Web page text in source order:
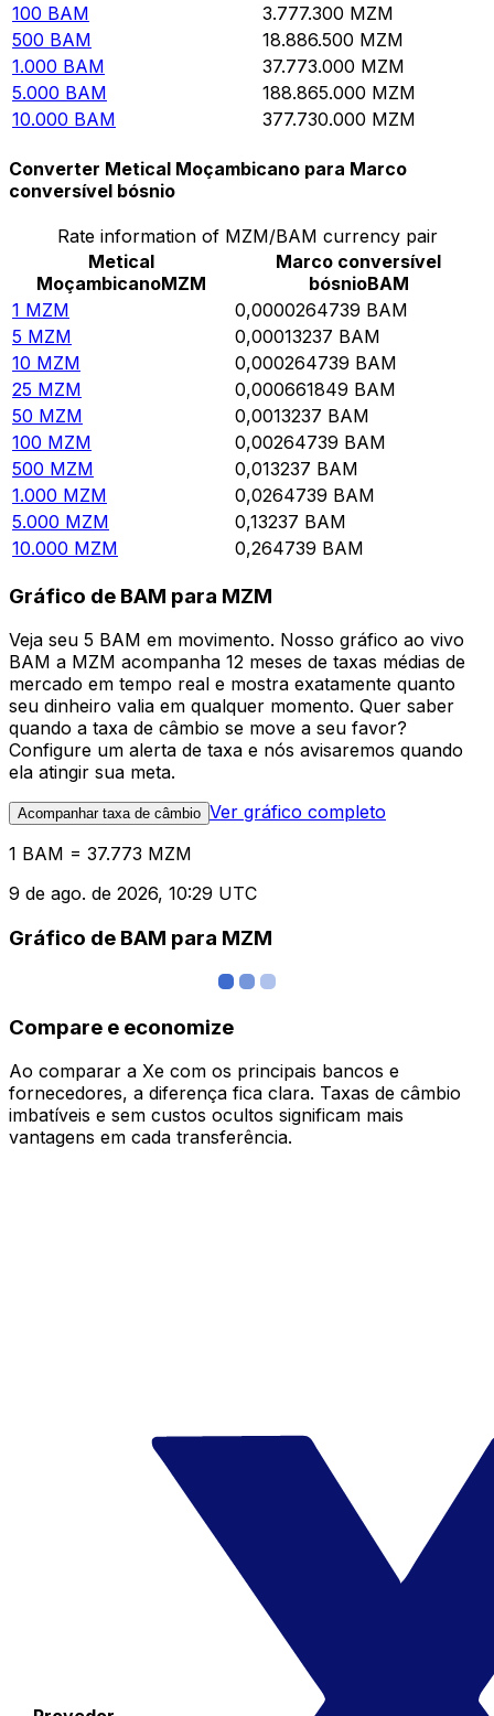
100 BAM 3.777.300 MZM
500 BAM 18.886.500 MZM
1.000 BAM 37.773.000 MZM
5.000 BAM 188.865.000 MZM
10.000 BAM 377.730.000 MZM
Converter Metical Moçambicano para Marco
conversível bósnio
Rate information of MZM/BAM currency pair
Metical
MoçambicanoMZM
Marco conversível
bósnioBAM
1 MZM 0,0000264739 BAM
5 MZM 0,00013237 BAM
10 MZM 0,000264739 BAM
25 MZM 0,000661849 BAM
50 MZM 0,0013237 BAM
100 MZM 0,00264739 BAM
500 MZM 0,013237 BAM
1.000 MZM 0,0264739 BAM
5.000 MZM 0,13237 BAM
10.000 MZM 0,264739 BAM
Gráfico de BAM para MZM
Veja seu 5 BAM em movimento. Nosso gráfico ao vivo
BAM a MZM acompanha 12 meses de taxas médias de
mercado em tempo real e mostra exatamente quanto
seu dinheiro valia em qualquer momento. Quer saber
quando a taxa de câmbio se move a seu favor?
Configure um alerta de taxa e nós avisaremos quando
ela atingir sua meta.
Acompanhar taxa de câmbio Ver gráfico completo
1 BAM = 37.773 MZM
9 de ago. de 2026, 10:29 UTC
Gráfico de BAM para MZM
Compare e economize
Ao comparar a Xe com os principais bancos e
fornecedores, a diferença fica clara. Taxas de câmbio
imbatíveis e sem custos ocultos significam mais
vantagens em cada transferência.